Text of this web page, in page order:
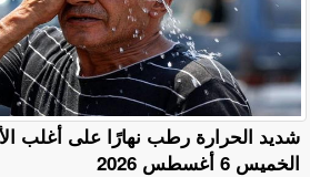
​شديد الحرارة رطب نهارًا على أغلب
الخميس 6 أغسطس 2026